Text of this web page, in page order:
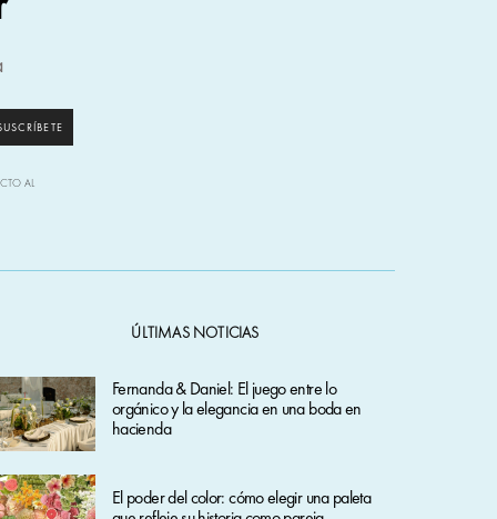
AL
ÚLTIMAS NOTICIAS
Fernanda & Daniel: El juego entre lo
orgánico y la elegancia en una boda en
hacienda
El poder del color: cómo elegir una paleta